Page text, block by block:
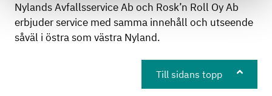
Nylands Avfallsservice Ab och Rosk’n Roll Oy Ab
erbjuder service med samma innehåll och utseende
såväl i östra som västra Nyland.
Till sidans topp